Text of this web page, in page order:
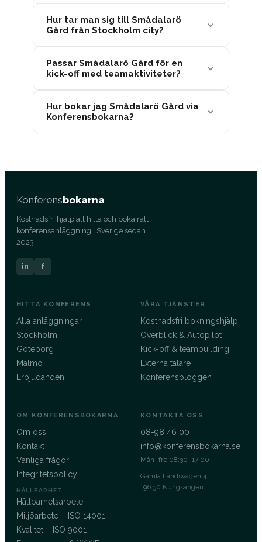
Hur tar man sig till Smådalarö
Gård från Stockholm city?
Passar Smådalarö Gård för en
kick-off med teamaktiviteter?
Hur bokar jag Smådalarö Gård via
Konferensbokarna?
Konferensbokarna
Kostnadsfri hjälp att hitta och boka rätt
konferensanläggning i Sverige sedan
2023.
in f
HITTA KONFERENS
Alla anläggningar
Stockholm
Göteborg
Malmö
Erbjudanden
VÅRA TJÄNSTER
Kostnadsfri bokningshjälp
Överblick & Autopilot
Kick-off & teambuilding
Externa talare
Konferensbloggen
OM KONFERENSBOKARNA
Om oss
Kontakt
Vanliga frågor
Integritetspolicy
HÅLLBARHET
Hållbarhetsarbete
Miljöarbete – ISO 14001
Kvalitet – ISO 9001
KONTAKTA OSS
08-98 46 00
info@konferensbokarna.se
Mån–fre 08:30–17:00
Gamla Landsvägen 4
196 30 Kungsängen